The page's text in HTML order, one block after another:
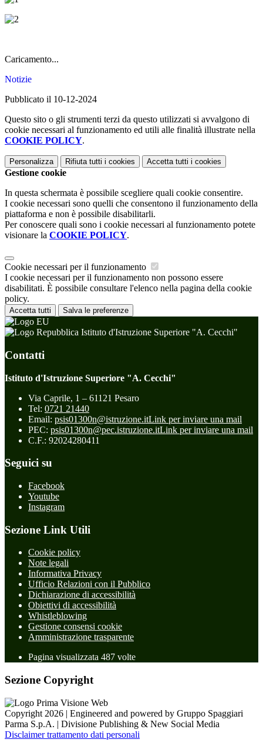
Caricamento...
Notizie
Pubblicato il 10-12-2024
Questo sito o gli strumenti terzi da questo utilizzati si avvalgono di
cookie necessari al funzionamento ed utili alle finalità illustrate nella
COOKIE POLICY.
Personalizza Rifiuta tutti i cookies Accetta tutti i cookies
Gestione cookie
In questa schermata è possibile scegliere quali cookie consentire.
I cookie necessari sono quelli che consentono il funzionamento della
piattaforma e non è possibile disabilitarli.
Per conoscere quali sono i cookie necessari al funzionamento potete
visionare la COOKIE POLICY.
Cookie necessari per il funzionamento
I cookie necessari per il funzionamento non possono essere
disabilitati. È possibile consultare l'elenco nella pagina della cookie
policy.
Accetta tutti Salva le preferenze
Istituto d'Istruzione Superiore "A. Cecchi"
Contatti
Istituto d'Istruzione Superiore "A. Cecchi"
Via Caprile, 1 – 61121 Pesaro
Tel: 0721 21440
Email: psis01300n@istruzione.itLink per inviare una mail
PEC: psis01300n@pec.istruzione.itLink per inviare una mail
C.F.: 92024280411
Seguici su
Facebook
Youtube
Instagram
Sezione Link Utili
Cookie policy
Note legali
Informativa Privacy
Ufficio Relazioni con il Pubblico
Dichiarazione di accessibilità
Obiettivi di accessibilità
Whistleblowing
Gestione consensi cookie
Amministrazione trasparente
Pagina visualizzata 487 volte
Sezione Copyright
Copyright 2026 | Engineered and powered by Gruppo Spaggiari
Parma S.p.A. | Divisione Publishing & New Social Media
Disclaimer trattamento dati personali